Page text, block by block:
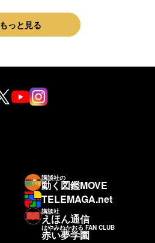
もっと見る
講談社の
動く図鑑MOVE
TELEMAGA.net
講談社
えほん通信
はやみねかおる FAN CLUB
赤い夢学園